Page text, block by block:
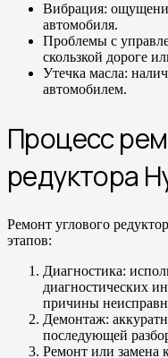
Вибрация:
автомобиля.
Проблемы с
скользкой дороге
Утечка масла:
автомобилем.
Процесс
редуктора
Ремонт углового
этапов:
Диагностика:
диагностических
причины
Демонтаж:
последующей
Ремонт или замена